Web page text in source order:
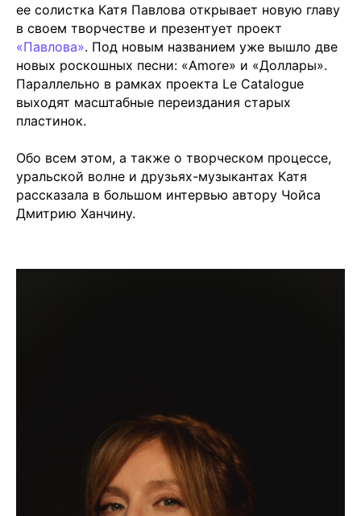
ее солистка Катя Павлова открывает новую главу
в своем творчестве и презентует проект
«Павлова». Под новым названием уже вышло две
новых роскошных песни: «Amore» и «Доллары».
Параллельно в рамках проекта Le Catalogue
выходят масштабные переиздания старых
пластинок.
Обо всем этом, а также о творческом процессе,
уральской волне и друзьях-музыкантах Катя
рассказала в большом интервью автору Чойса
Дмитрию Ханчину.